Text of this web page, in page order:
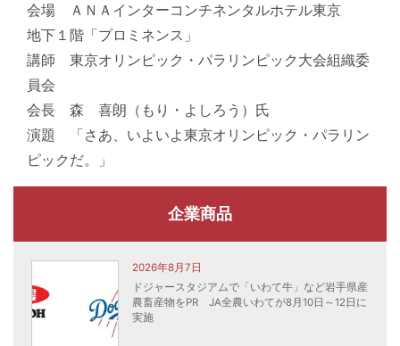
会場 ＡＮＡインターコンチネンタルホテル東京
地下１階「プロミネンス」
講師 東京オリンピック・パラリンピック大会組織委
員会
会長 森 喜朗（もり・よしろう）氏
演題 「さあ、いよいよ東京オリンピック・パラリン
ピックだ。」
企業商品
2026年8月7日
ドジャースタジアムで「いわて牛」など岩手県産
農畜産物をPR JA全農いわてが8月10日～12日に
実施